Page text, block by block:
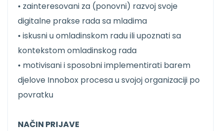
• zainteresovani za (ponovni) razvoj svoje
digitalne prakse rada sa mladima
• iskusni u omladinskom radu ili upoznati sa
kontekstom omladinskog rada
• motivisani i sposobni implementirati barem
djelove Innobox procesa u svojoj organizaciji po
povratku
NAČIN PRIJAVE